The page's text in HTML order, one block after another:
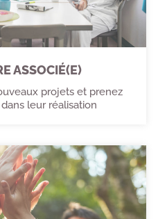
ASSOCIÉ(E)
projets et prenez
leur réalisation